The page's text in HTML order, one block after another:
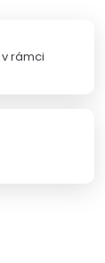
v rámci